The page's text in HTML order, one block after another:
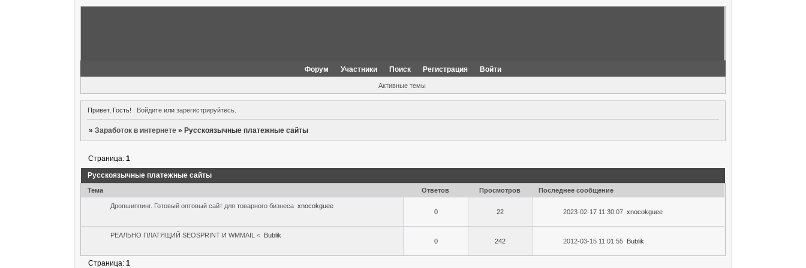
Форум Участники Поиск Регистрация Войти
Активные темы
Привет, Гость! Войдитеили зарегистрируйтесь.
» Заработок в интернете » Русскоязычные платежные сайты
Русскоязычные платежные сайты
Страница: 1
Тема Ответов Просмотров Последнее сообщение
Дропшиппинг. Готовый оптовый сайт для товарного бизнеса xnocokguee
0
22 2023-02-17 11:30:07 xnocokguee
РЕАЛЬНО ПЛАТЯЩИЙ SEOSPRINT И WMMAIL < Bublik
0
242 2012-03-15 11:01:55 Bublik
Страница: 1